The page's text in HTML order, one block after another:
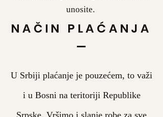
unosite.
NAČIN PLAĆANJA
U Srbiji plaćanje je pouzećem, to važi
i u Bosni na teritoriji Republike
Srpske. Vršimo i slanje robe za sve